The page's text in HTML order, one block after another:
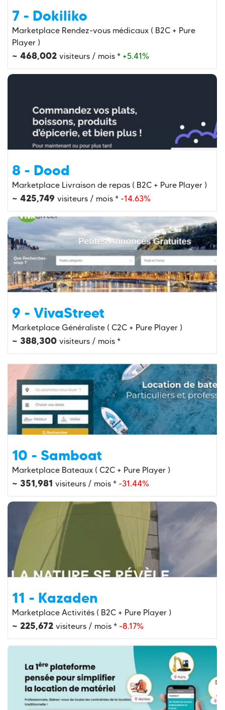
7 - Dokiliko
Marketplace Rendez-vous médicaux ( B2C + Pure
Player )
~ 468,002 visiteurs / mois * +5.41%
8 - Dood
Marketplace Livraison de repas ( B2C + Pure Player )
~ 425,749 visiteurs / mois * -14.63%
9 - VivaStreet
Marketplace Généraliste ( C2C + Pure Player )
~ 388,300 visiteurs / mois *
10 - Samboat
Marketplace Bateaux ( C2C + Pure Player )
~ 351,981 visiteurs / mois * -31.44%
11 - Kazaden
Marketplace Activités ( B2C + Pure Player )
~ 225,672 visiteurs / mois * -8.17%